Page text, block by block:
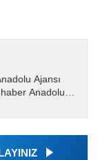
Ajansı
Anadolu